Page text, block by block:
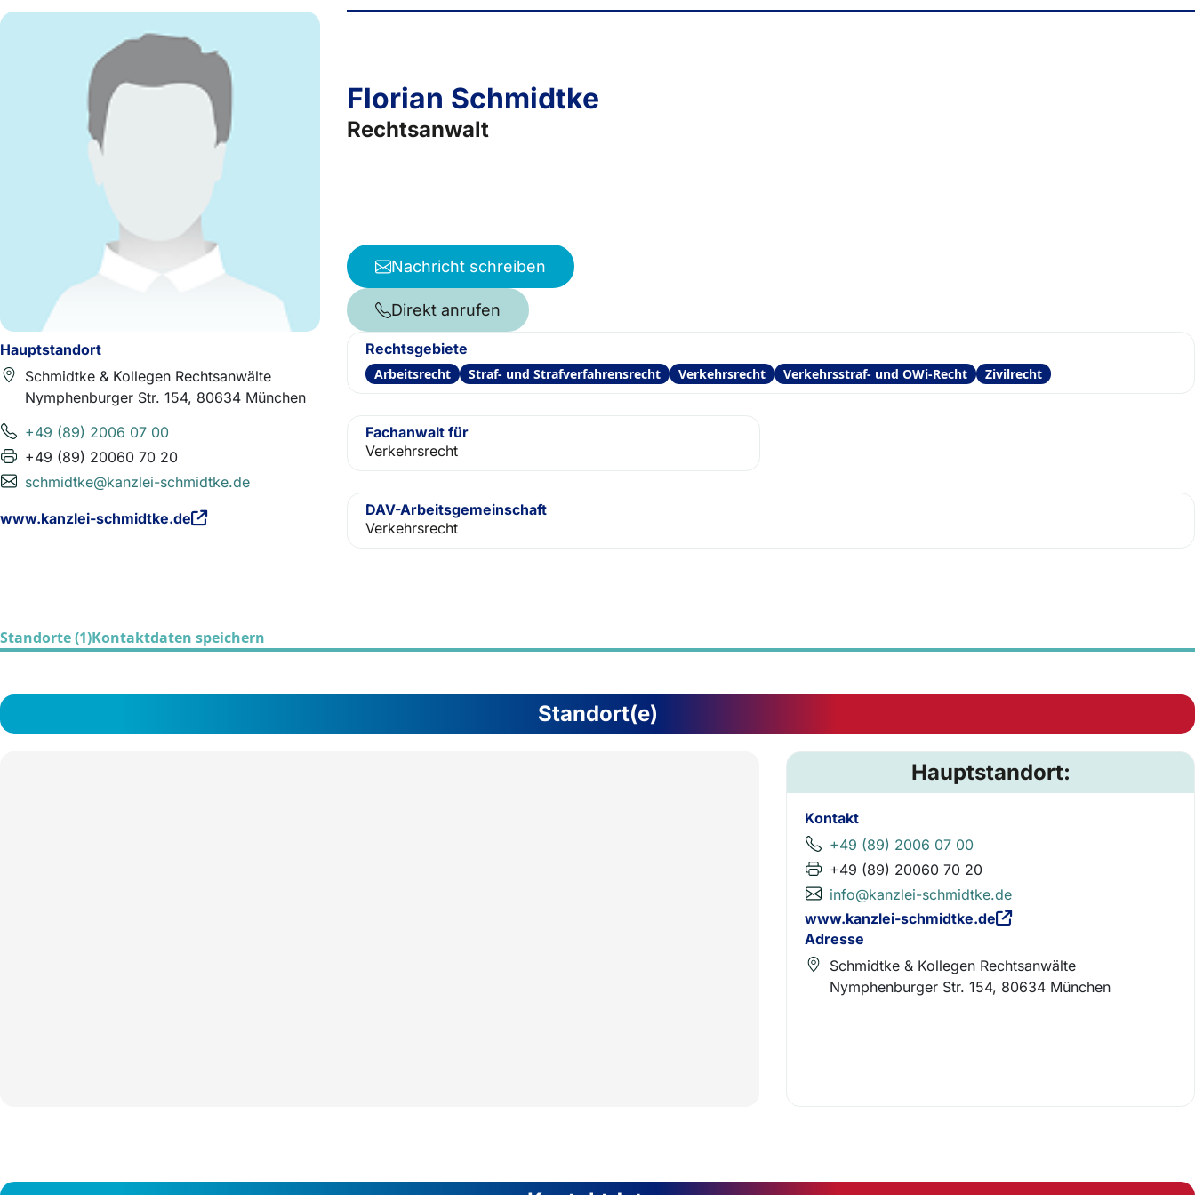
Hauptstandort
Schmidtke & Kollegen Rechtsanwälte
Nymphenburger Str. 154, 80634 München
+49 (89) 2006 07 00
+49 (89) 20060 70 20
schmidtke@kanzlei-schmidtke.de
www.kanzlei-schmidtke.de
Florian Schmidtke
Rechtsanwalt
Nachricht schreiben
Direkt anrufen
Rechtsgebiete
Arbeitsrecht Straf- und Strafverfahrensrecht Verkehrsrecht Verkehrsstraf- und OWi-Recht Zivilrecht
Fachanwalt für
Verkehrsrecht
DAV-Arbeitsgemeinschaft
Verkehrsrecht
Standorte (1)Kontaktdaten speichern
Standort(e)
Hauptstandort:
Kontakt
+49 (89) 2006 07 00
+49 (89) 20060 70 20
info@kanzlei-schmidtke.de
www.kanzlei-schmidtke.de
Adresse
Schmidtke & Kollegen Rechtsanwälte
Nymphenburger Str. 154, 80634 München